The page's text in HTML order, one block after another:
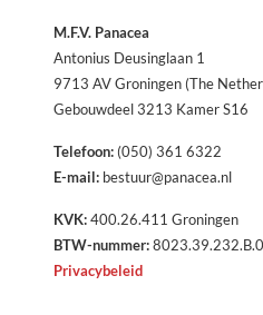
M.F.V. Panacea
Antonius Deusinglaan 1
9713 AV Groningen (The
Gebouwdeel 3213 Kamer S16
Telefoon:(050) 361 6322
E-mail:bestuur@panacea.nl
KVK:400.26.411 Groningen
BTW-nummer:
Privacybeleid